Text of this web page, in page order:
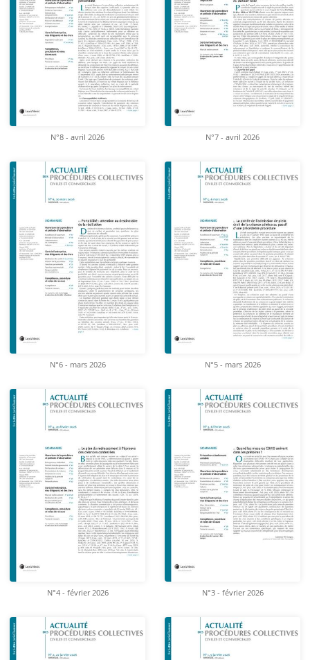
N°8 - avril 2026 N°7 - avril 2026
N°6 - mars 2026 N°5 - mars 2026
N°4 - février 2026 N°3 - février 2026